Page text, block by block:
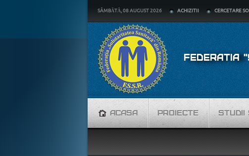
SÂMBĂTĂ, 08 AUGUST 2026 ACHIZITII CERCETARE
FEDERATIA
ACASA PROIECTE STUDII